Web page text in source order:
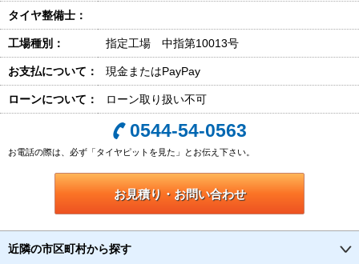
タイヤ整備士：
工場種別： 指定工場 中指第10013号
お支払について： 現金またはPayPay
ローンについて： ローン取り扱い不可
0544-54-0563
お電話の際は、必ず「タイヤピットを見た」とお伝え下さい。
お見積り・お問い合わせ
近隣の市区町村から探す